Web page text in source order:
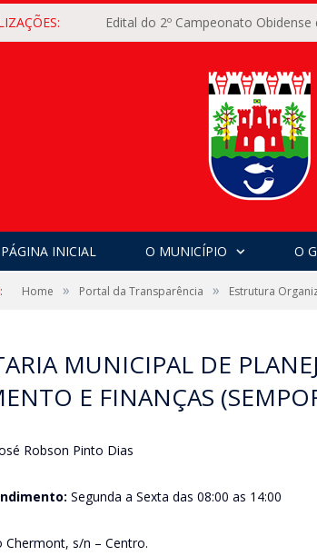
Edital do 2º Campeonato
PÁGINA INICIAL O MUNICÍPIO O
Home » Portal da Transparência » Estrutura
MUNICIPAL DE
E FINANÇAS
Robson Pinto Dias
Segunda a Sexta das 08:00 as 14:00
Chermont, s/n – Centro.